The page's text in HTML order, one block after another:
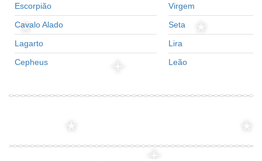
Escorpião
Cavalo Alado
Lagarto
Cepheus
Virgem
Seta
Lira
Leão